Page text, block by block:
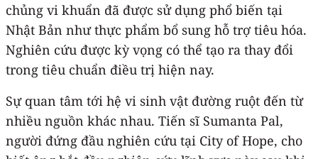
chủng vi khuẩn đã được sử dụng phổ biến tại
Nhật Bản như thực phẩm bổ sung hỗ trợ tiêu hóa.
Nghiên cứu được kỳ vọng có thể tạo ra thay đổi
trong tiêu chuẩn điều trị hiện nay.
Sự quan tâm tới hệ vi sinh vật đường ruột đến từ
nhiều nguồn khác nhau. Tiến sĩ Sumanta Pal,
người đứng đầu nghiên cứu tại City of Hope, cho